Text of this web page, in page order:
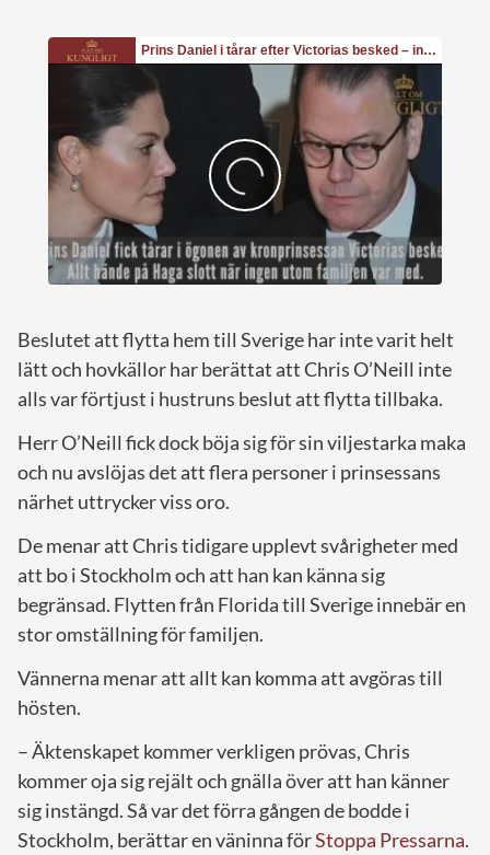
Beslutet att flytta hem till Sverige har inte varit helt
lätt och hovkällor har berättat att Chris O’Neill inte
alls var förtjust i hustruns beslut att flytta tillbaka.
Herr O’Neill fick dock böja sig för sin viljestarka maka
och nu avslöjas det att flera personer i prinsessans
närhet uttrycker viss oro.
De menar att Chris tidigare upplevt svårigheter med
att bo i Stockholm och att han kan känna sig
begränsad. Flytten från Florida till Sverige innebär en
stor omställning för familjen.
Vännerna menar att allt kan komma att avgöras till
hösten.
– Äktenskapet kommer verkligen prövas, Chris
kommer oja sig rejält och gnälla över att han känner
sig instängd. Så var det förra gången de bodde i
Stockholm, berättar en väninna förStoppa Pressarna.